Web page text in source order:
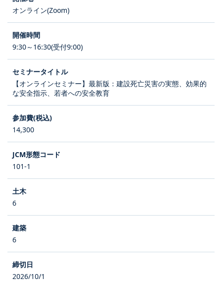
オンライン(Zoom)
9:30～16:30(受付9:00)
【オンラインセミナー】最新版：建設死亡災害の実態、効果的
な安全指示、若者への安全教育
14,300
101-1
6
6
2026/10/1